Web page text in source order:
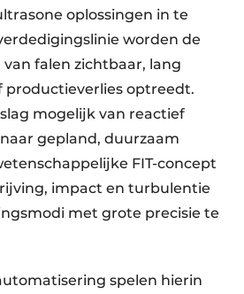
oplossingen in te
worden de
falen zichtbaar, lang
productieverlies optreedt.
mogelijk van reactief
gepland, duurzaam
FIT-concept
impact en turbulentie
met grote precisie te
spelen hierin